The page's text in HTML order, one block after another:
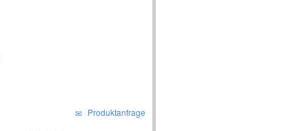
Produktanfrage